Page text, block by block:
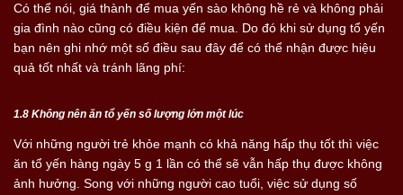
Có thể nói, giá thành để mua yến sào không hề rẻ và không phải
gia đình nào cũng có điều kiện để mua. Do đó khi sử dụng tổ yến
bạn nên ghi nhớ một số điều sau đây để có thể nhận được hiệu
quả tốt nhất và tránh lãng phí:
1.8 Không nên ăn tổ yến số lượng lớn một lúc
Với những người trẻ khỏe mạnh có khả năng hấp thụ tốt thì việc
ăn tổ yến hàng ngày 5 g 1 lần có thể sẽ vẫn hấp thụ được không
ảnh hưởng. Song với những người cao tuổi, việc sử dụng số